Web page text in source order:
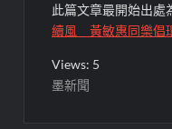
此篇文章最開始出處
續風 黃敏惠同樂倡
Views: 5
墨新聞